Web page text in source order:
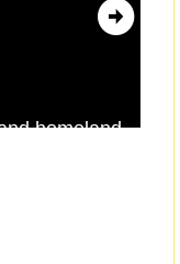
homeland